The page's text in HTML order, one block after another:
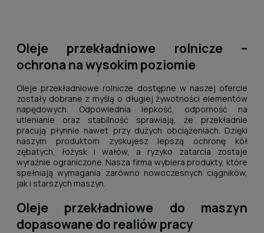
Oleje przekładniowe rolnicze –
ochrona na wysokim poziomie
Oleje przekładniowe rolnicze dostępne w naszej ofercie
zostały dobrane z myślą o długiej żywotności elementów
napędowych. Odpowiednia lepkość, odporność na
utlenianie oraz stabilność sprawiają, że przekładnie
pracują płynnie nawet przy dużych obciążeniach. Dzięki
naszym produktom zyskujesz lepszą ochronę kół
zębatych, łożysk i wałów, a ryzyko zatarcia zostaje
wyraźnie ograniczone. Nasza firma wybiera produkty, które
spełniają wymagania zarówno nowoczesnych ciągników,
jak i starszych maszyn.
Oleje przekładniowe do maszyn
dopasowane do realiów pracy